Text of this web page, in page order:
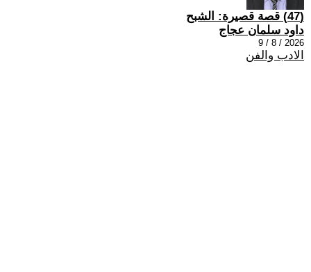
(47) قصة قصيرة: الشبح
داود سلمان عجاج
2026 / 8 / 9
الادب والفن